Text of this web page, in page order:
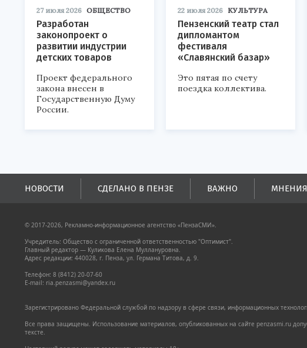
27 июля 2026 ОБЩЕСТВО
Разработан
законопроект о
развитии индустрии
детских товаров
Проект федерального
закона внесен в
Государственную Думу
России.
22 июля 2026 КУЛЬТУРА
Пензенский театр стал
дипломантом
фестиваля
«Славянский базар»
Это пятая по счету
поездка коллектива.
НОВОСТИ СДЕЛАНО В ПЕНЗЕ ВАЖНО МНЕНИЯ
© 2017-2026, Рекламно-информационное агентство «ПензаСМИ».
Учредитель: Общество с ограниченной ответственностью "Оптимист".
Главный редактор — Куликова Елена Муллануровна.
Адрес редакции: 440028, г. Пенза, ул. Германа Титова, д. 9.
Телефон: 8 (8412) 20-07-60
E-mail: ria.penzasmi@yandex.ru
Зарегистрировано Федеральной службой по надзору в сфере связи, информационных
Все права защищены. Использование материалов, опубликованных на сайте penzasmi.ru
тексте.